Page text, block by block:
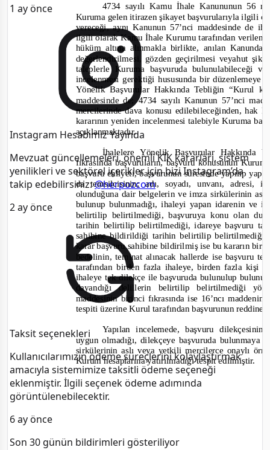
1 ay önce
Instagram Hesabımız Yayında
Mevzuat güncellemeleri, önemli KİK kararları, sistem
yenilikleri ve sektörel içerikler için bizi Instagram’da
takip edebilirsiniz:@herpozcom
2 ay önce
Taksit seçenekleri
Kullanıcılarımızın ödeme süreçlerini kolaylaştırmak
amacıyla sistemimize taksitli ödeme seçeneği
eklenmiştir. İlgili seçenek ödeme adımında
görüntülenebilecektir.
6 ay önce
Son 30 günün bildirimleri gösteriliyor
4734 sayılı Kamu İhale Kanununun 56
Kuruma gelen itirazen şikayet başvurularıyla ilgili
vereceği, aynı Kanunun 57’nci maddesindede i
ilgili olarak Kamu İhale Kurumu tarafından verilen
hüküm altına alınmakla birlikte, anılan
değerlendirilmesi, gözden geçirilmesi veyahut
taleplerle Kuruma başvuruda bulunulabileceği
incelenmesi gerektiği hususunda bir
Yönelik Başvurular Hakkında Tebliğin “Kurul
maddesinde de; 4734 sayılı Kanunun 57’nci
mercilerinde dava konusu edilebileceğinden, hak
kararının yeniden incelenmesi talebiyle Kuruma
açıklanmaktadır.
İhalelere Yönelik Başvurular Hakkında
fıkrasında başvuruların, başvuru konusunun
başvuru ehliyeti, başvurunun süresinde yapılıp
da temsilcisinin; adı, soyadı, unvanı,
olunduğuna dair belgelerin ve imza sirkülerinin
bulunup bulunmadığı, ihaleyi yapan idarenin ve
belirtilip belirtilmediği, başvuruya konu olan
tarihin belirtilip belirtilmediği, idareye başvuru
sahibine bildirildiği tarihin belirtilip belirtilmediği,
karar başvuru sahibine bildirilmiş ise bu kararın
bedelinin, teminat alınacak hallerde ise başvuru
tarafından birden fazla ihaleye, birden fazla kişi
ihaleye tek dilekçe ile başvuruda bulunulup
dayandığı delillerin belirtilip belirtilmediği
maddesinin birinci fıkrasında ise 16’ncı maddenin
tespiti üzerine Kurul tarafından başvurunun reddine
Yapılan incelemede, başvuru
uygun olmadığı, dilekçeye başvuruda
sirkülerinin aslı veya yetkili mercilerce onaylı
Kurum hesaplarına yatırılmadığı tespit edilmiştir.